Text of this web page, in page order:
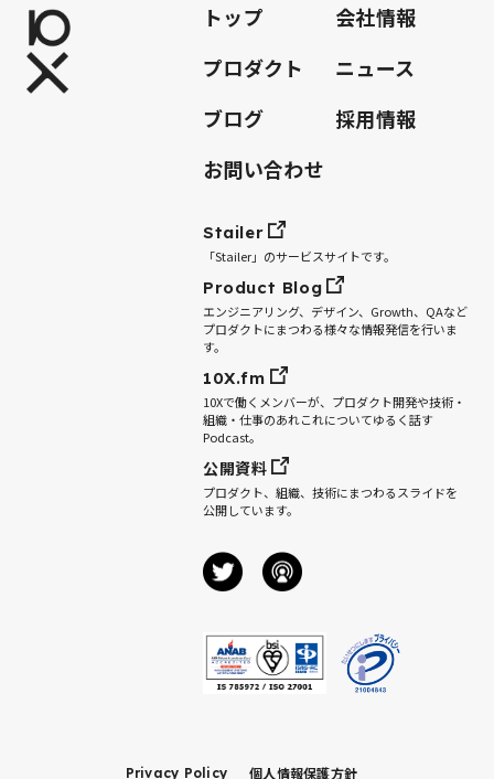
トップ
会社情報
プロダクト
ニュース
ブログ
採用情報
お問い合わせ
Stailer
「Stailer」のサービスサイトです。
Product Blog
エンジニアリング、デザイン、Growth、QAなど
プロダクトにまつわる様々な情報発信を行いま
す。
10X.fm
10Xで働くメンバーが、プロダクト開発や技術・
組織・仕事のあれこれについてゆるく話す
Podcast。
公開資料
プロダクト、組織、技術にまつわるスライドを
公開しています。
Privacy Policy 個人情報保護方針